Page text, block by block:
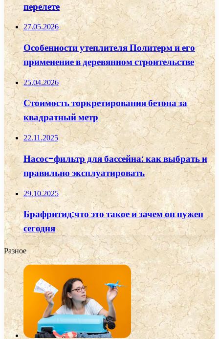
перелете
27.05.2026
Особенности утеплителя Политерм и его
применение в деревянном строительстве
25.04.2026
Стоимость торкретирования бетона за
квадратный метр
22.11.2025
Насос-фильтр для бассейна: как выбрать и
правильно эксплуатировать
29.10.2025
Брафритид:что это такое и зачем он нужен
сегодня
Разное